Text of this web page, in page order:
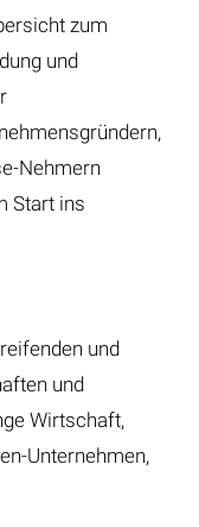
zum
und
Nehmern
Start ins
und
und
Wirtschaft,
Unternehmen,